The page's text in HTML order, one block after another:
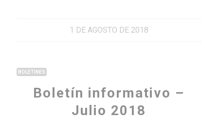
1 DE AGOSTO DE 2018
BOLETINES
Boletín informativo –
Julio 2018